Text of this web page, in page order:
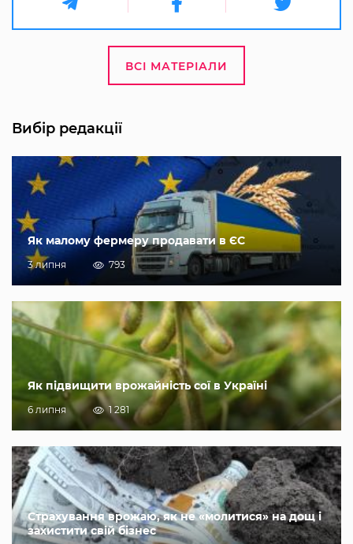
ВСІ МАТЕРІАЛИ
Вибір редакції
Як малому фермеру продавати в ЄС
3 липня 793
Як підвищити врожайність сої в Україні
6 липня 1 281
Страхування врожаю, як не «молитися» на дощ і
захистити свій бізнес